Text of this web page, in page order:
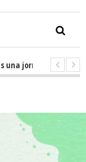
de baloncesto